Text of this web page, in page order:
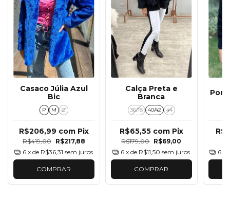
Casaco Júlia Azul
Bic
P M G
R$419,00 R$217,88
R$206,99 com Pix
6 x de R$36,31 sem juros
COMPRAR
Calça Preta e
Branca
36/18 40/42 44
R$179,00 R$69,00
R$65,55 com Pix
6 x de R$11,50 sem juros
COMPRAR
6